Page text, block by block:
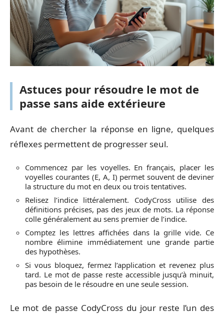
Astuces pour résoudre le mot de
passe sans aide extérieure
Avant de chercher la réponse en ligne, quelques
réflexes permettent de progresser seul.
Commencez par les voyelles. En français, placer les
voyelles courantes (E, A, I) permet souvent de deviner
la structure du mot en deux ou trois tentatives.
Relisez l’indice littéralement. CodyCross utilise des
définitions précises, pas des jeux de mots. La réponse
colle généralement au sens premier de l’indice.
Comptez les lettres affichées dans la grille vide. Ce
nombre élimine immédiatement une grande partie
des hypothèses.
Si vous bloquez, fermez l’application et revenez plus
tard. Le mot de passe reste accessible jusqu’à minuit,
pas besoin de le résoudre en une seule session.
Le mot de passe CodyCross du jour reste l’un des